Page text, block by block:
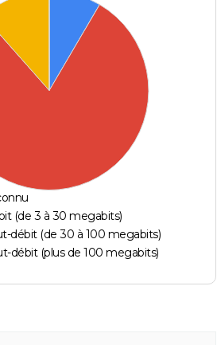
(de 3 à 30 megabits)
débit (de 30 à 100 megabits)
débit (plus de 100 megabits)